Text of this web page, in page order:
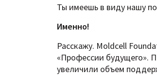
Ты имеешь в виду нашу
Именно!
Расскажу. Moldcell
«Профессии будущего».
увеличили объем